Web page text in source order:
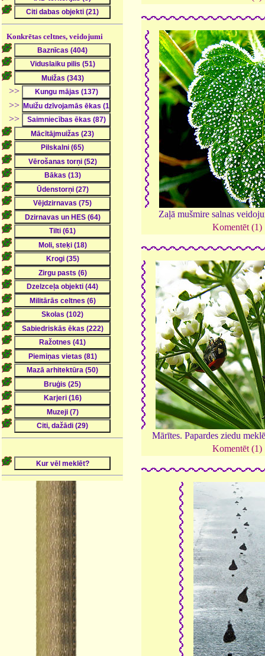
Konkrētas celtnes, veidojumi
>>
>>
>>
Zaļā mušmire salnas
Komentēt (1)
Mārītes. Papardes ziedu
Komentēt (1)